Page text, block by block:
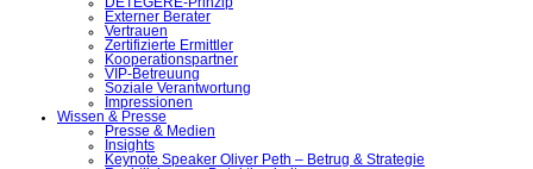
Externer Berater
Vertrauen
Zertifizierte Ermittler
Kooperationspartner
VIP-Betreuung
Soziale Verantwortung
Impressionen
Wissen & Presse
Presse & Medien
Insights
Keynote Speaker Oliver Peth – Betrug & Strategie